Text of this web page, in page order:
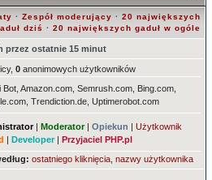
· Zespół moderujący · 20 największych
dziś · 20 największych gaduł w ogóle
przez ostatnie 15 minut
0 anonimowych użytkowników
Amazon.com, Semrush.com, Bing.com,
Trendiction.de, Uptimerobot.com
| Moderator| Opiekun | Użytkownik
| Developer| Przyjaciel PHP.pl
ostatniego kliknięcia nazwy użytkownika